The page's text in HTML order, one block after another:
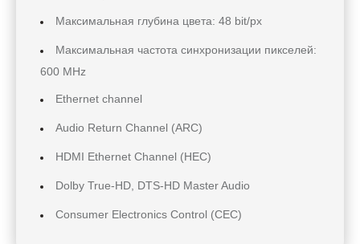
Максимальная глубина цвета: 48 bit/px
Максимальная частота синхронизации пикселей:
600 MHz
Ethernet channel
Audio Return Channel (ARC)
HDMI Ethernet Channel (HEC)
Dolby True-HD, DTS-HD Master Audio
Consumer Electronics Control (CEC)